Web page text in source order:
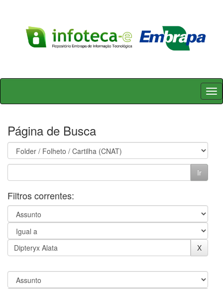
Skip
Página de Busca
Filtros correntes: